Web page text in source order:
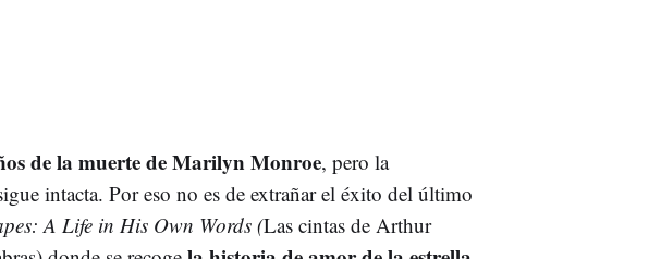
de la muerte de Marilyn Monroe, pero la
intacta. Por eso no es de extrañar el éxito del último
A Life in His Own Words (Las cintas de Arthur